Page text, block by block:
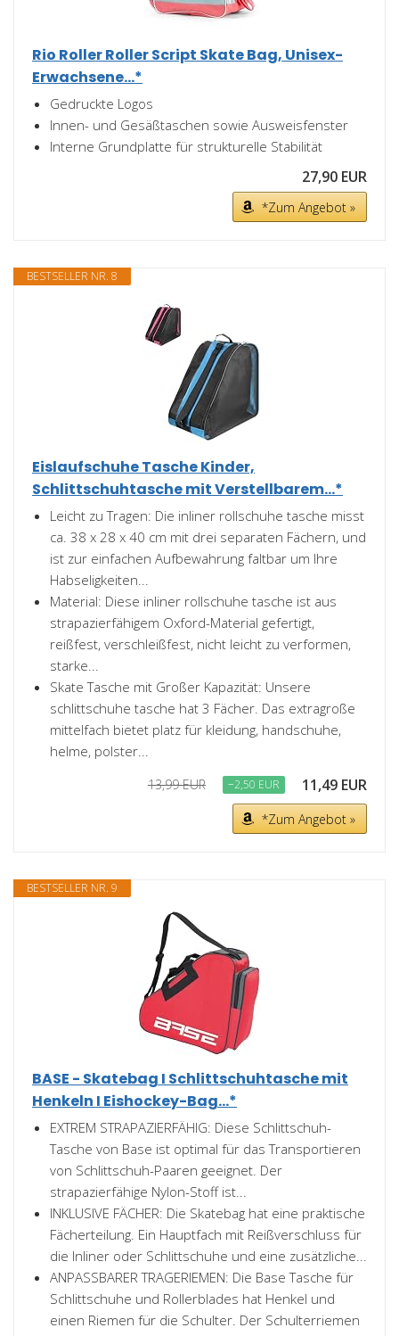
Rio Roller Roller Script Skate Bag, Unisex-
Erwachsene...*
Gedruckte Logos
Innen- und Gesäßtaschen sowie Ausweisfenster
Interne Grundplatte für strukturelle Stabilität
27,90 EUR
*Zum Angebot »
BESTSELLER NR. 8
Eislaufschuhe Tasche Kinder,
Schlittschuhtasche mit Verstellbarem...*
Leicht zu Tragen: Die inliner rollschuhe tasche misst
ca. 38 x 28 x 40 cm mit drei separaten Fächern, und
ist zur einfachen Aufbewahrung faltbar um Ihre
Habseligkeiten...
Material: Diese inliner rollschuhe tasche ist aus
strapazierfähigem Oxford-Material gefertigt,
reißfest, verschleißfest, nicht leicht zu verformen,
starke...
Skate Tasche mit Großer Kapazität: Unsere
schlittschuhe tasche hat 3 Fächer. Das extragroße
mittelfach bietet platz für kleidung, handschuhe,
helme, polster...
13,99 EUR −2,50 EUR 11,49 EUR
*Zum Angebot »
BESTSELLER NR. 9
BASE - Skatebag I Schlittschuhtasche mit
Henkeln I Eishockey-Bag...*
EXTREM STRAPAZIERFÄHIG: Diese Schlittschuh-
Tasche von Base ist optimal für das Transportieren
von Schlittschuh-Paaren geeignet. Der
strapazierfähige Nylon-Stoff ist...
INKLUSIVE FÄCHER: Die Skatebag hat eine praktische
Fächerteilung. Ein Hauptfach mit Reißverschluss für
die Inliner oder Schlittschuhe und eine zusätzliche...
ANPASSBARER TRAGERIEMEN: Die Base Tasche für
Schlittschuhe und Rollerblades hat Henkel und
einen Riemen für die Schulter. Der Schulterriemen